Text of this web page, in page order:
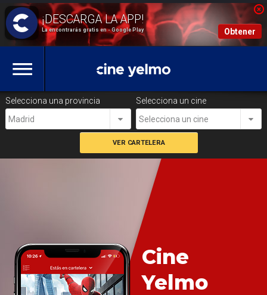
La encontrarás gratis en - Google Play Obtener
Selecciona una provincia
Madrid
Selecciona un cine
Selecciona un cine
Cine
Yelmo